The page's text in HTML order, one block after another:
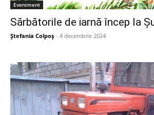
Eveniment
Sărbătorile de iarnă încep la
Ștefania Colpoș - 4 decembrie 2024